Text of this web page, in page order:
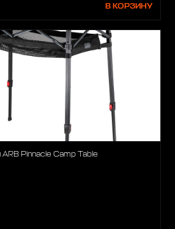
В КОРЗИНУ
ARB Pinnacle Camp Table